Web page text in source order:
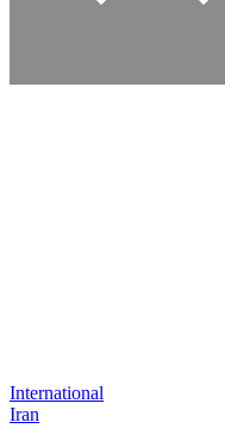
International
Iran